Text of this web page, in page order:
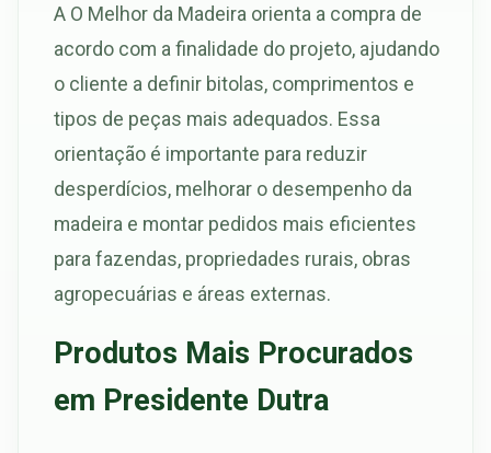
A O Melhor da Madeira orienta a compra de
acordo com a finalidade do projeto, ajudando
o cliente a definir bitolas, comprimentos e
tipos de peças mais adequados. Essa
orientação é importante para reduzir
desperdícios, melhorar o desempenho da
madeira e montar pedidos mais eficientes
para fazendas, propriedades rurais, obras
agropecuárias e áreas externas.
Produtos Mais Procurados
em Presidente Dutra